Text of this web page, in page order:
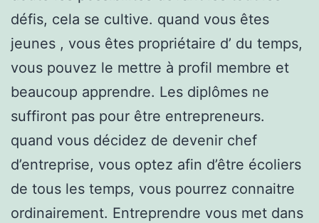
défis, cela se cultive. quand vous êtes
jeunes , vous êtes propriétaire d’ du temps,
vous pouvez le mettre à profil membre et
beaucoup apprendre. Les diplômes ne
suffiront pas pour être entrepreneurs.
quand vous décidez de devenir chef
d’entreprise, vous optez afin d’être écoliers
de tous les temps, vous pourrez connaitre
ordinairement. Entreprendre vous met dans